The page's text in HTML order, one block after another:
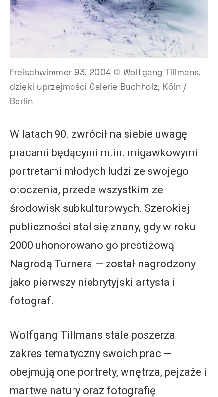
Freischwimmer 93, 2004 © Wolfgang Tillmans,
dzięki uprzejmości Galerie Buchholz, Köln /
Berlin
W latach 90. zwrócił na siebie uwagę
pracami będącymi m.in. migawkowymi
portretami młodych ludzi ze swojego
otoczenia, przede wszystkim ze
środowisk subkulturowych. Szerokiej
publiczności stał się znany, gdy w roku
2000 uhonorowano go prestiżową
Nagrodą Turnera — został nagrodzony
jako pierwszy niebrytyjski artysta i
fotograf.
Wolfgang Tillmans stale poszerza
zakres tematyczny swoich prac —
obejmują one portrety, wnętrza, pejzaże i
martwe natury oraz fotografię